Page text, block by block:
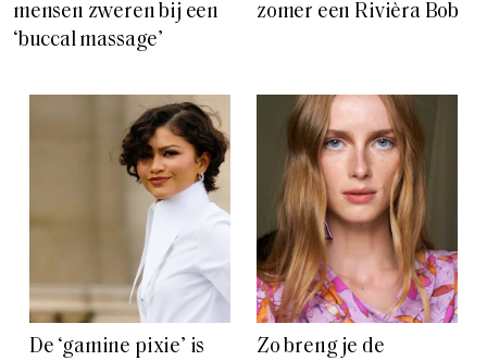
mensen zweren bij een
‘buccal massage’
zomer een Rivièra Bob
De ‘gamine pixie’ is
Zo breng je de